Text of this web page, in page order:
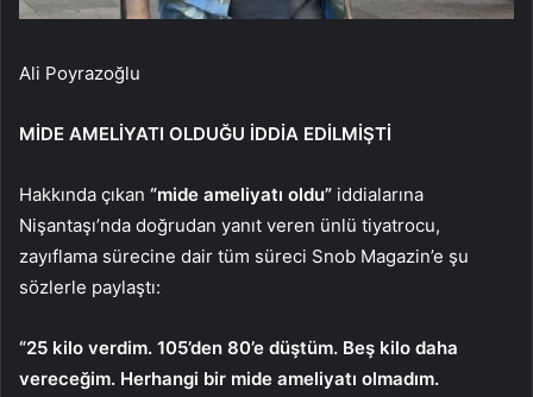
Ali Poyrazoğlu
MİDE AMELİYATI OLDUĞU İDDİA EDİLMİŞTİ
Hakkında çıkan “mide ameliyatı oldu” iddialarına
Nişantaşı’nda doğrudan yanıt veren ünlü tiyatrocu,
zayıflama sürecine dair tüm süreci Snob Magazin’e şu
sözlerle paylaştı:
“25 kilo verdim. 105’den 80’e düştüm. Beş kilo daha
vereceğim. Herhangi bir mide ameliyatı olmadım.